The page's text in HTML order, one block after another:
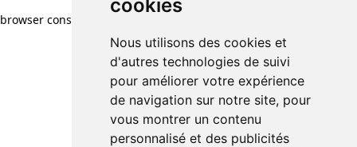
cookies
Nous utilisons des cookies et
d'autres technologies de suivi
pour améliorer votre expérience
de navigation sur notre site, pour
vous montrer un contenu
personnalisé et des publicités
browser console for more information)